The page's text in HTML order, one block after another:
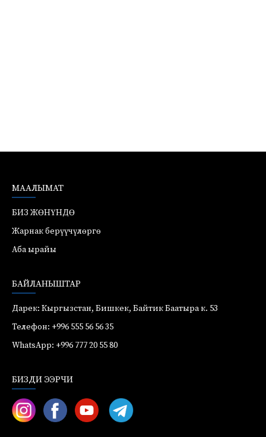
МААЛЫМАТ
БИЗ ЖӨНҮНДӨ
Жарнак берүүчүлөргө
Аба ырайы
БАЙЛАНЫШТАР
Дарек: Кыргызстан, Бишкек, Байтик Баатыра к. 53
Телефон: +996 555 56 56 35
WhatsApp: +996 777 20 55 80
БИЗДИ ЭЭРЧИ